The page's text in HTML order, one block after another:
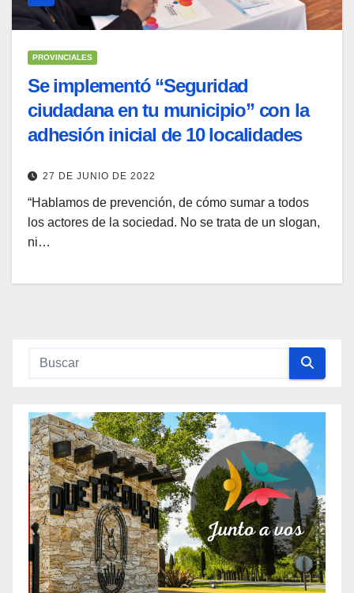
PROVINCIALES
Se implementó “Seguridad
ciudadana en tu municipio” con la
adhesión inicial de 10 localidades
27 DE JUNIO DE 2022
“Hablamos de prevención, de cómo sumar a todos
los actores de la sociedad. No se trata de un slogan,
ni…